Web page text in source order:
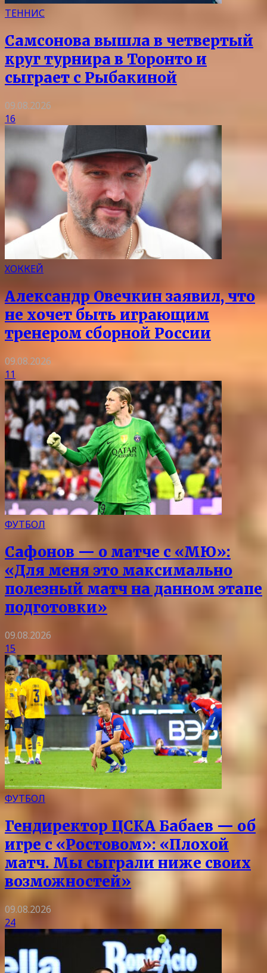
ТЕННИС
Самсонова вышла в четвертый
круг турнира в Торонто и
сыграет с Рыбакиной
09.08.2026
16
ХОККЕЙ
Александр Овечкин заявил, что
не хочет быть играющим
тренером сборной России
09.08.2026
11
ФУТБОЛ
Сафонов — о матче с «МЮ»:
«Для меня это максимально
полезный матч на данном этапе
подготовки»
09.08.2026
15
ФУТБОЛ
Гендиректор ЦСКА Бабаев — об
игре с «Ростовом»: «Плохой
матч. Мы сыграли ниже своих
возможностей»
09.08.2026
24